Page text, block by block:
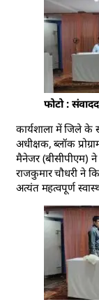
फोटो :
कार्यशाला में जिले के
अधीक्षक, ब्लॉक
मैनेजर (बीसीपीएम) ने
राजकुमार चौधरी ने
अत्यंत महत्वपूर्ण